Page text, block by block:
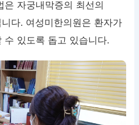
자궁내막증의 최선의
다. 여성미한의원은 환자가
수 있도록 돕고 있습니다.